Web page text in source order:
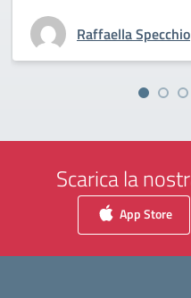
Raffaella Specchio
Scarica la
App Store